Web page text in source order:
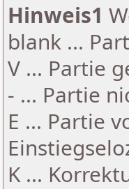
Hinweis1
blank ...
V ... Partie
- ... Partie
E ... Partie
K ...